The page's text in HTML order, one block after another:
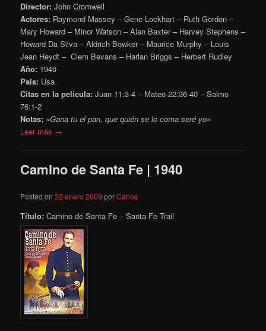
Director: John Cromwell
Actores: Raymond Massey – Gene Lockhart – Ruth Gordon –
Mary Howard – Minor Watson – Alan Baxter – Harvey Stephens –
Howard Da Silva – Aldrich Bowker – Maurice Murphy – Louis
Jean Heydt – Clem Bevans – Harlan Briggs – Herbert Rudley
Año: 1940
País: Usa
Citas en la película: Juan 11:3-4 – Mateo 22:36-40 – Salmo
76:1-2
Notas: «Gana tu el pan, que quién se lo coma seré yo»
Leer más →
Camino de Santa Fe | 1940
Posted on22 enero 2009 porCarlos
Título: Camino de Santa Fe – Santa Fe Trail